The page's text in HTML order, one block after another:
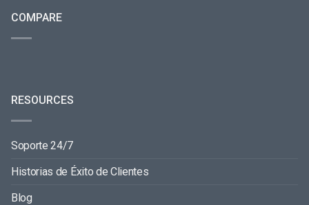
COMPARE
RESOURCES
Soporte 24/7
Historias de Éxito de Clientes
Blog